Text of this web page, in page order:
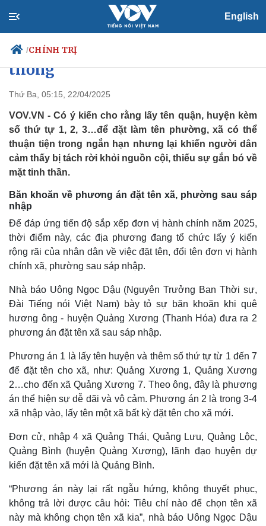
English
/CHÍNH TRỊ
Chính trị
Đảng
Tổ chức nhân sự
Quốc hội
Nhận diện sự thật
Xã hội
Tin 24h
Dự báo thời tiết
Giáo dục
Dấu ấn VOV
Biển đảo
Đặt tên xã, phường nên ưu tiên
yếu tố văn hoá, lịch sử, truyền
thống
Thứ Ba, 05:15, 22/04/2025
VOV.VN - Có ý kiến cho rằng lấy tên quận, huyện kèm
số thứ tự 1, 2, 3…để đặt làm tên phường, xã có thể
thuận tiện trong ngắn hạn nhưng lại khiến người dân
cảm thấy bị tách rời khỏi nguồn cội, thiếu sự gắn bó về
mặt tinh thần.
Băn khoăn về phương án đặt tên xã, phường sau sáp
nhập
Để đáp ứng tiến độ sắp xếp đơn vị hành chính năm 2025,
thời điểm này, các địa phương đang tổ chức lấy ý kiến
rộng rãi của nhân dân về việc đặt tên, đổi tên đơn vị hành
chính xã, phường sau sáp nhập.
Nhà báo Uông Ngọc Dậu (Nguyên Trưởng Ban Thời sự,
Đài Tiếng nói Việt Nam) bày tỏ sự băn khoăn khi quê
hương ông - huyện Quảng Xương (Thanh Hóa) đưa ra 2
phương án đặt tên xã sau sáp nhập.
Phương án 1 là lấy tên huyện và thêm số thứ tự từ 1 đến 7
để đặt tên cho xã, như: Quảng Xương 1, Quảng Xương
2…cho đến xã Quảng Xương 7. Theo ông, đây là phương
án thể hiện sự dễ dãi và vô cảm. Phương án 2 là trong 3-4
xã nhập vào, lấy tên một xã bất kỳ đặt tên cho xã mới.
Đơn cử, nhập 4 xã Quảng Thái, Quảng Lưu, Quảng Lộc,
Quảng Bình (huyện Quảng Xương), lãnh đạo huyện dự
kiến đặt tên xã mới là Quảng Bình.
“Phương án này lại rất ngẫu hứng, không thuyết phục,
không trả lời được câu hỏi: Tiêu chí nào để chọn tên xã
này mà không chọn tên xã kia”, nhà báo Uông Ngọc Dậu